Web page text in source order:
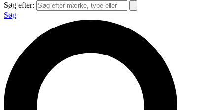
Søg efter:
Søg